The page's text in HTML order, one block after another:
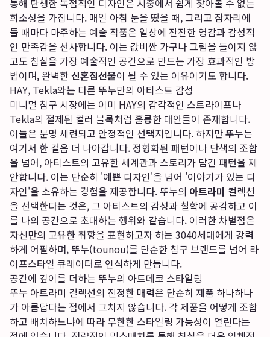
통해 탄생한 독점적인 디자인은 시중에서 쉽게 찾아볼 수 없는
희소성을 가집니다. 매일 아침 눈을 떴을 때, 그리고 잠자리에
들 때마다 마주하는 예술 작품은 일상에 잔잔한 영감과 감성적
인 만족감을 선사합니다. 이는 값비싼 가구나 그림을 들이지 않
고도 침실을 가장 예술적인 공간으로 만드는 가장 효과적인 방
법이며, 완벽한신혼집선물이 될 수 있는 이유이기도 합니다.
HAY, Tekla와는 다른 뚜누만의 아티스트 감성
미니멀 침구 시장에는 이미 HAY의 감각적인 스트라이프나
Tekla의 절제된 컬러 블록처럼 훌륭한 대안들이 존재합니다.
이들은 분명 세련되고 안정적인 선택지입니다. 하지만뚜누는
여기서 한 걸음 더 나아갑니다. 정형화된 패턴이나 단색의 조합
을 넘어, 아티스트의 고유한 세계관과 스토리가 담긴 패턴을 제
안합니다. 이는 단순히 '예쁜 디자인'을 넘어 '이야기가 있는 디
자인'을 소유하는 경험을 제공합니다. 뚜누의 아트라미 컬렉션
을 선택한다는 것은, 그 아티스트의 감성과 철학에 공감하고 이
를 나의 공간으로 초대하는 행위와 같습니다. 이러한 차별점은
자신만의 고유한 취향을 표현하고자 하는 3040세대에게 강력
하게 어필하며, 뚜누(tounou)를 단순한 침구 브랜드를 넘어 라
이프스타일 큐레이터로 인식하게 만듭니다.
공간에 깊이를 더하는 뚜누의 아트데코 스타일링
뚜누 아트라미 컬렉션의 진정한 매력은 단순히 제품 하나하나
가 아름답다는 점에서 그치지 않습니다. 각 제품을 어떻게 조합
하고 배치하느냐에 따라 무한한 스타일링 가능성이 열린다는